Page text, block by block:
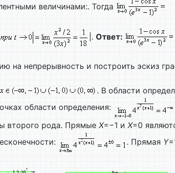
величинами:. Тогда
|. Ответ:
на непрерывность и построить эскиз
. В области
области определения:
второго рода. Прямые X=−1 и X=0
. Прямая Y